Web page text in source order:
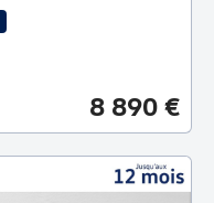
8 890 €